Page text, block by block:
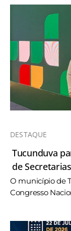
DESTAQUE
Tucunduva
de
O município de
Congresso